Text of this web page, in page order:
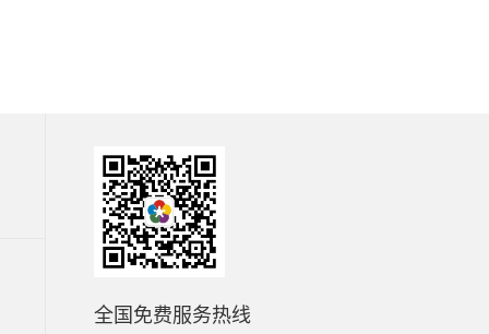
全国免费服务热线